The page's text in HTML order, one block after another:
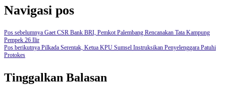
Navigasi pos
Pos sebelumnya Gaet CSR Bank BRI, Pemkot Palembang Rencanakan Tata Kampung
Pempek 26 Ilir
Pos berikutnya Pilkada Serentak, Ketua KPU Sumsel Instruksikan Penyelenggara Patuhi
Protokes
Tinggalkan Balasan